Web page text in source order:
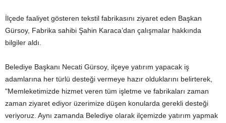
İlçede faaliyet gösteren tekstil fabrikasını ziyaret eden Başkan
Gürsoy, Fabrika sahibi Şahin Karaca’dan çalışmalar hakkında
bilgiler aldı.
Belediye Başkanı Necati Gürsoy, ilçeye yatırım yapacak iş
adamlarına her türlü desteği vermeye hazır olduklarını belirterek,
"Memleketimizde hizmet veren tüm işletme ve fabrikaları zaman
zaman ziyaret ediyor üzerimize düşen konularda gerekli desteği
veriyoruz. Aynı zamanda Belediye olarak ilçemizde yatırım yapmak